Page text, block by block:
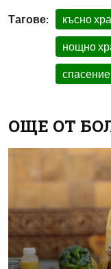
Тагове: късно
нощно
ОЩЕ ОТ